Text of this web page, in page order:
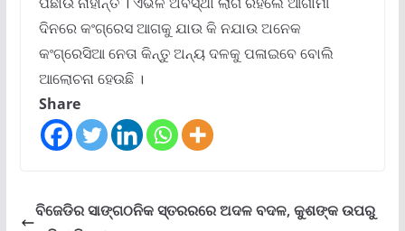
ଦିନରେ କଂଗ୍ରେସ ଆଗକୁ ଯାଉ କି ନଯାଉ ଅନେକ
କଂଗ୍ରେସିଆ ନେତା କିନ୍ତୁ ଅନ୍ୟ ଦଳକୁ ପଳାଇବେ ବୋଲି
ଆଲୋଚନା ହେଉଛି ।
Share
ବିଜେଡିର ସାଙ୍ଗଠନିକ ସ୍ତରରରେ ଅଦଳ ବଦଳ, କୁଶଙ୍କ ଉପରୁ